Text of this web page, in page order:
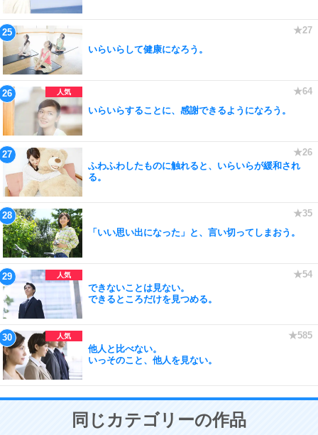
いらいらして健康になろう。
いらいらすることに、感謝できるようになろう。
ふわふわしたものに触れると、いらいらが緩和され
る。
「いい思い出になった」と、言い切ってしまおう。
できないことは見ない。
できるところだけを見つめる。
他人と比べない。
いっそのこと、他人を見ない。
同じカテゴリーの作品